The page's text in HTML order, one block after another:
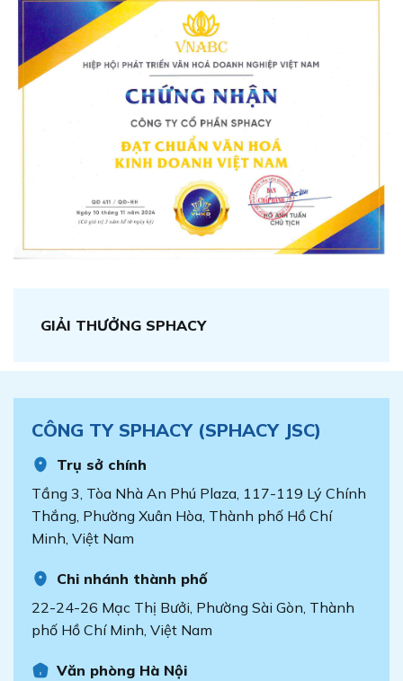
GIẢI THƯỞNG SPHACY
CÔNG TY SPHACY (SPHACY JSC)
Trụ sở chính
Tầng 3, Tòa Nhà An Phú Plaza, 117-119 Lý Chính
Thắng, Phường Xuân Hòa, Thành phố Hồ Chí
Minh, Việt Nam
Chi nhánh thành phố
22-24-26 Mạc Thị Bưởi, Phường Sài Gòn, Thành
phố Hồ Chí Minh, Việt Nam
Văn phòng Hà Nội